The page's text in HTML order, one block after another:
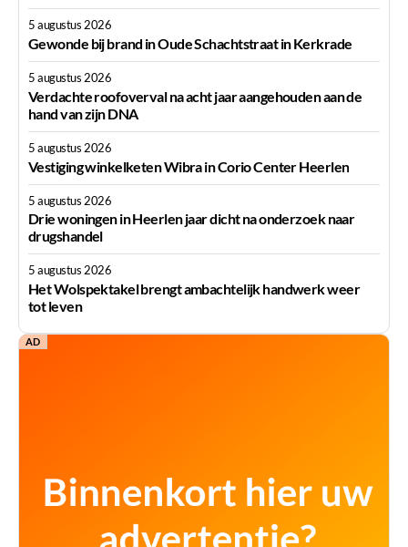
5 augustus 2026
Gewonde bij brand in Oude Schachtstraat in Kerkrade
5 augustus 2026
Verdachte roofoverval na acht jaar aangehouden aan de
hand van zijn DNA
5 augustus 2026
Vestiging winkelketen Wibra in Corio Center Heerlen
5 augustus 2026
Drie woningen in Heerlen jaar dicht na onderzoek naar
drugshandel
5 augustus 2026
Het Wolspektakel brengt ambachtelijk handwerk weer
tot leven
AD